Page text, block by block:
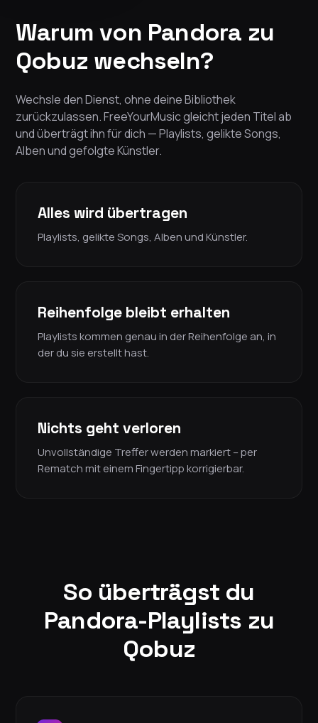
Warum von Pandora zu
Qobuz wechseln?
Wechsle den Dienst, ohne deine Bibliothek
zurückzulassen. FreeYourMusic gleicht jeden Titel ab
und überträgt ihn für dich — Playlists, gelikte Songs,
Alben und gefolgte Künstler.
Alles wird übertragen
Playlists, gelikte Songs, Alben und Künstler.
Reihenfolge bleibt erhalten
Playlists kommen genau in der Reihenfolge an, in
der du sie erstellt hast.
Nichts geht verloren
Unvollständige Treffer werden markiert – per
Rematch mit einem Fingertipp korrigierbar.
So überträgst du
Pandora-Playlists zu
Qobuz